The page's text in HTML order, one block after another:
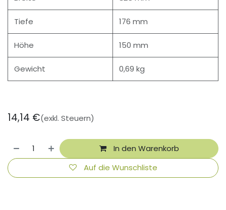
Tiefe 176 mm
Höhe 150 mm
Gewicht 0,69 kg
14,14 €(exkl. Steuern)
In den Warenkorb
Auf die Wunschliste